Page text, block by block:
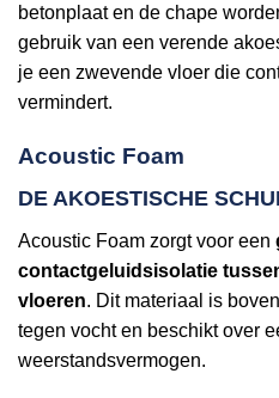
betonplaat en de chape
gebruik van een verende
je een zwevende vloer die
vermindert.
Acoustic Foam
DE AKOESTISCHE
Acoustic Foam zorgt voor een
contactgeluidsisolatie
vloeren. Dit materiaal is
tegen vocht en beschikt over
weerstandsvermogen.